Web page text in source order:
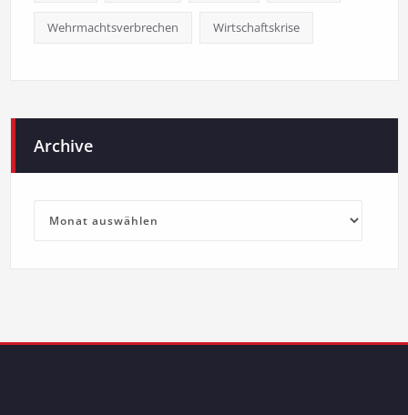
Wehrmachtsverbrechen Wirtschaftskrise
Archive